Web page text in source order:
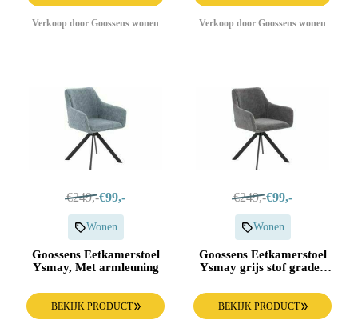
Verkoop door Goossens wonen Verkoop door Goossens wonen
€249,-€99,-
Wonen
Goossens Eetkamerstoel
Ysmay, Met armleuning
BEKIJK PRODUCT
€249,-€99,-
Wonen
Goossens Eetkamerstoel
Ysmay grijs stof graden
armleuning,
BEKIJK PRODUCT